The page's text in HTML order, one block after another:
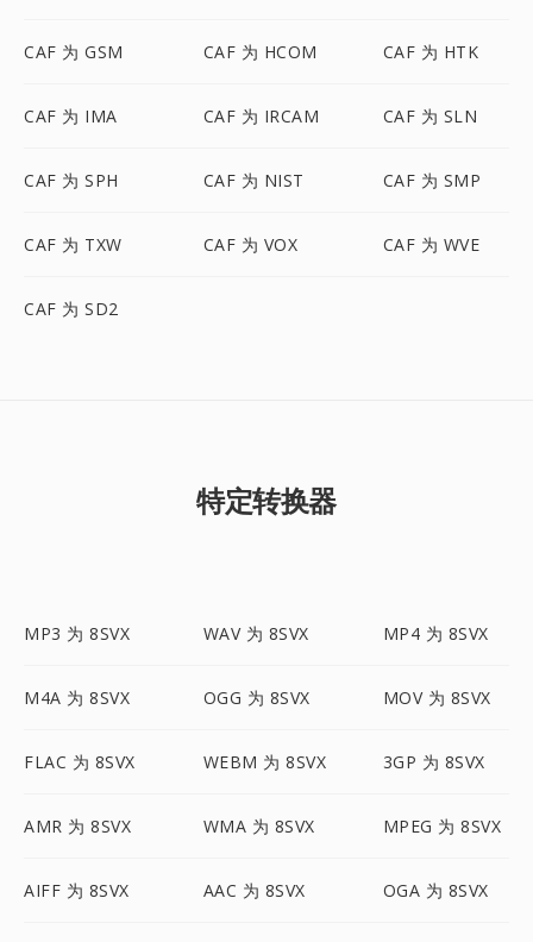
CAF 为 GSM CAF 为 HCOM CAF 为 HTK
CAF 为 IMA CAF 为 IRCAM CAF 为 SLN
CAF 为 SPH CAF 为 NIST CAF 为 SMP
CAF 为 TXW CAF 为 VOX CAF 为 WVE
CAF 为 SD2
特定转换器
MP3 为 8SVX WAV 为 8SVX MP4 为 8SVX
M4A 为 8SVX OGG 为 8SVX MOV 为 8SVX
FLAC 为 8SVX WEBM 为 8SVX 3GP 为 8SVX
AMR 为 8SVX WMA 为 8SVX MPEG 为 8SVX
AIFF 为 8SVX AAC 为 8SVX OGA 为 8SVX